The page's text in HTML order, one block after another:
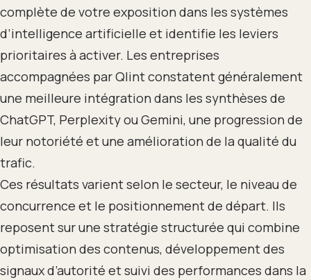
complète de votre exposition dans les systèmes
d’intelligence artificielle et identifie les leviers
prioritaires à activer. Les entreprises
accompagnées par Qlint constatent généralement
une meilleure intégration dans les synthèses de
ChatGPT, Perplexity ou Gemini, une progression de
leur notoriété et une amélioration de la qualité du
trafic.
Ces résultats varient selon le secteur, le niveau de
concurrence et le positionnement de départ. Ils
reposent sur une stratégie structurée qui combine
optimisation des contenus, développement des
signaux d’autorité et suivi des performances dans la